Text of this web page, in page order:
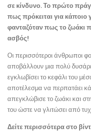
σε κίνδυνο. Το πρώτο
πως πρόκειται για κάποιο
φανταζόταν πως το ζωάκι
ασβός!
Οι περισσότεροι άνθρωποι
αποβάλλουν μια πολύ
εγκλωβίσει το κεφάλι του
αποτέλεσμα να περπατάει
απεγκλώβισε το ζωάκι και
του ώστε να γλιτώσει από
Δείτε περισσότερα στο